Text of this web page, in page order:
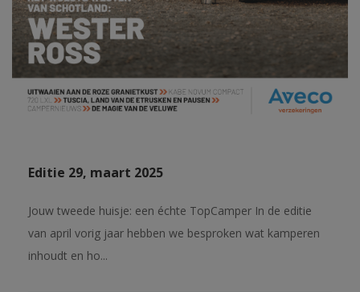
Editie 29, maart 2025
Jouw tweede huisje: een échte TopCamper In de editie
van april vorig jaar hebben we besproken wat kamperen
inhoudt en ho...